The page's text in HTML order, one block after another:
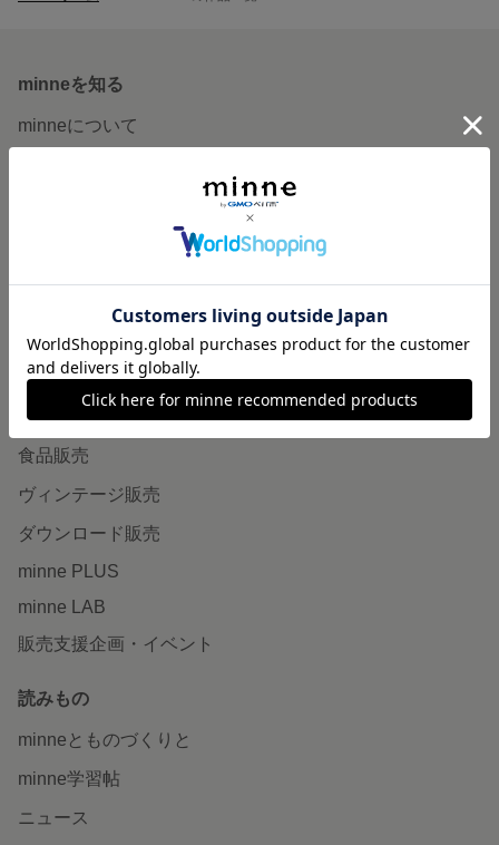
minneを知る
minneについて
ランキング
作品販売について
minneで売りたい
食品販売
ヴィンテージ販売
ダウンロード販売
minne PLUS
minne LAB
販売支援企画・イベント
読みもの
minneとものづくりと
minne学習帖
ニュース